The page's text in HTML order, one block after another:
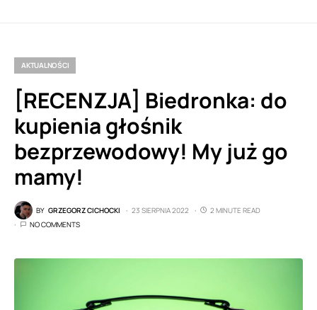
AKTUALNOŚCI
[RECENZJA] Biedronka: do
kupienia głośnik
bezprzewodowy! My już go
mamy!
BY GRZEGORZ CICHOCKI 23 SIERPNIA 2022
2 MINUTE READ
NO COMMENTS